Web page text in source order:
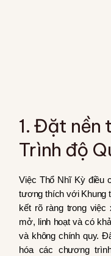
1. Đặt nền
Trình độ
Việc Thổ Nhĩ Kỳ điều
tương thích với Khung
kết rõ ràng trong việc
mở, linh hoạt và có
và không chính quy.
hóa các chương